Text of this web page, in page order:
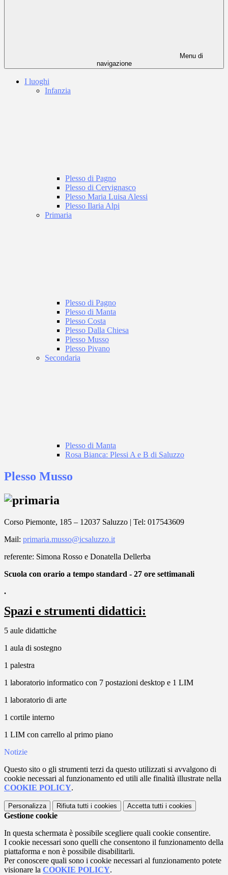
Menu di
navigazione
I luoghi
Infanzia
Plesso di Pagno
Plesso di Cervignasco
Plesso Maria Luisa Alessi
Plesso Ilaria Alpi
Primaria
Plesso di Pagno
Plesso di Manta
Plesso Costa
Plesso Dalla Chiesa
Plesso Musso
Plesso Pivano
Secondaria
Plesso di Manta
Rosa Bianca: Plessi A e B di Saluzzo
Plesso Musso
Corso Piemonte, 185 – 12037 Saluzzo | Tel: 017543609
Mail: primaria.musso@icsaluzzo.it
referente: Simona Rosso e Donatella Dellerba
Scuola con orario a tempo standard - 27 ore settimanali
.
Spazi e strumenti didattici:
5 aule didattiche
1 aula di sostegno
1 palestra
1 laboratorio informatico con 7 postazioni desktop e 1 LIM
1 laboratorio di arte
1 cortile interno
1 LIM con carrello al primo piano
Notizie
Questo sito o gli strumenti terzi da questo utilizzati si avvalgono di
cookie necessari al funzionamento ed utili alle finalità illustrate nella
COOKIE POLICY.
Personalizza Rifiuta tutti i cookies Accetta tutti i cookies
Gestione cookie
In questa schermata è possibile scegliere quali cookie consentire.
I cookie necessari sono quelli che consentono il funzionamento della
piattaforma e non è possibile disabilitarli.
Per conoscere quali sono i cookie necessari al funzionamento potete
visionare la COOKIE POLICY.